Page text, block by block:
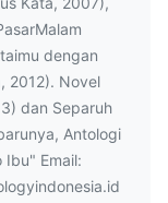
dengan
2012). Novel
dan Separuh
Antologi
Ibu" Email: